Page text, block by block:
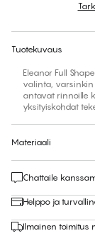
Löydä kokosi
Tuotekuvaus
Eleanor Full
valinta, varsinkin
antavat rinnoille
yksityiskohdat
Materiaali
Chattaile
Helppo ja
Ilmainen toimitus